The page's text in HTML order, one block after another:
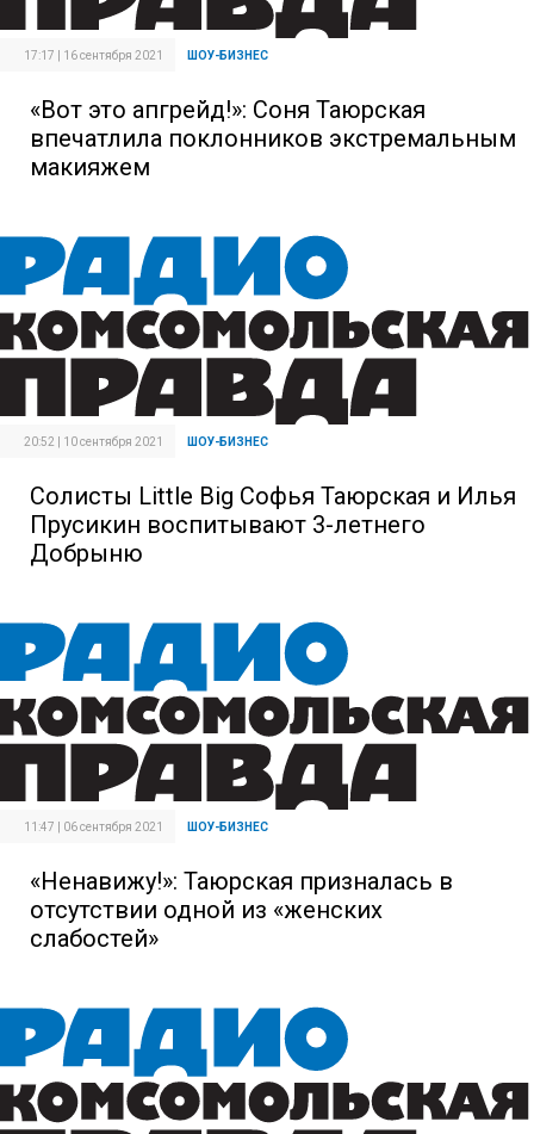
17:17 | 16 сентября 2021 ШОУ-БИЗНЕС
«Вот это апгрейд!»: Соня Таюрская
впечатлила поклонников экстремальным
макияжем
20:52 | 10 сентября 2021 ШОУ-БИЗНЕС
Солисты Little Big Софья Таюрская и Илья
Прусикин воспитывают 3-летнего
Добрыню
11:47 | 06 сентября 2021 ШОУ-БИЗНЕС
«Ненавижу!»: Таюрская призналась в
отсутствии одной из «женских
слабостей»